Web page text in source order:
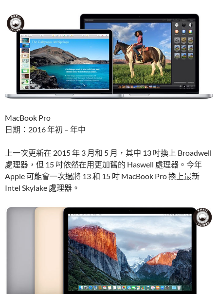
MacBook Pro
日期：2016 年初 – 年中
上一次更新在 2015 年 3 月和 5 月，其中 13 吋換上 Broadwell
處理器，但 15 吋依然在用更加舊的 Haswell 處理器。今年
Apple 可能會一次過將 13 和 15 吋 MacBook Pro 換上最新
Intel Skylake 處理器。